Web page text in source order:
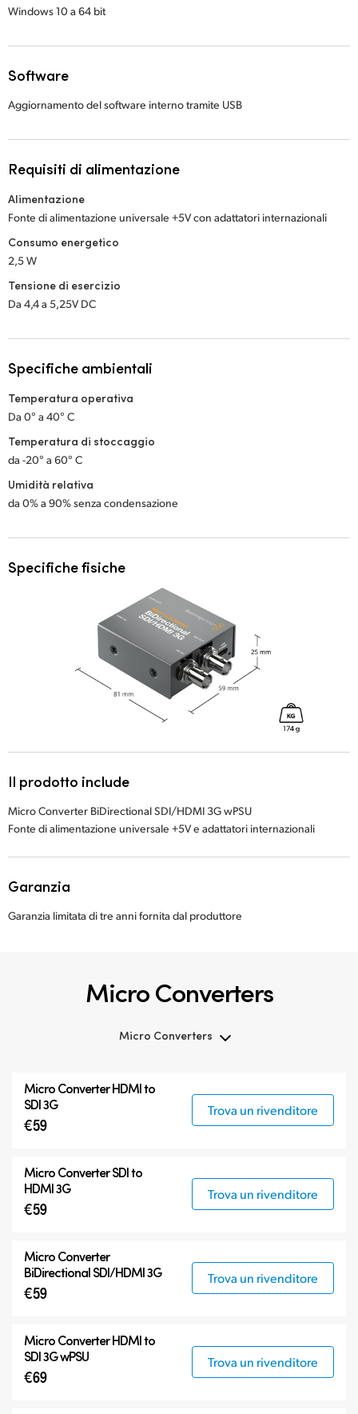
Windows 10 a 64 bit
Software
Aggiornamento del software interno tramite USB
Requisiti di alimentazione
Alimentazione
Fonte di alimentazione universale +5V con adattatori internazionali
Consumo energetico
2,5 W
Tensione di esercizio
Da 4,4 a 5,25V DC
Specifiche ambientali
Temperatura operativa
Da 0° a 40° C
Temperatura di stoccaggio
da -20° a 60° C
Umidità relativa
da 0% a 90% senza condensazione
Specifiche fisiche
Il prodotto include
Micro Converter BiDirectional SDI/HDMI 3G wPSU
Fonte di alimentazione universale +5V e adattatori internazionali
Garanzia
Garanzia limitata di tre anni fornita dal produttore
Micro Converters
Micro Converters
Accessori
Micro ConverterHDMI to
SDI 3G
€59
Trova un rivenditore
Micro ConverterSDI to
HDMI 3G
€59
Trova un rivenditore
Micro Converter
BiDirectional SDI/HDMI 3G
€59
Trova un rivenditore
Micro ConverterHDMI to
SDI 3G wPSU
€69
Trova un rivenditore